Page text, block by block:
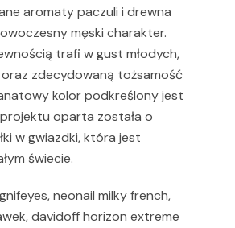
aromaty paczuli i drewna
męski charakter.
trafi w gust młodych,
zdecydowaną tożsamość
kolor podkreślony jest
oparta została o
w gwiazdki, która jest
świecie.
neonail milky french,
davidoff horizon extreme